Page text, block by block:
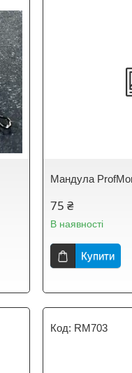
Мандула
75 ₴
В наявності
Купити
RM703